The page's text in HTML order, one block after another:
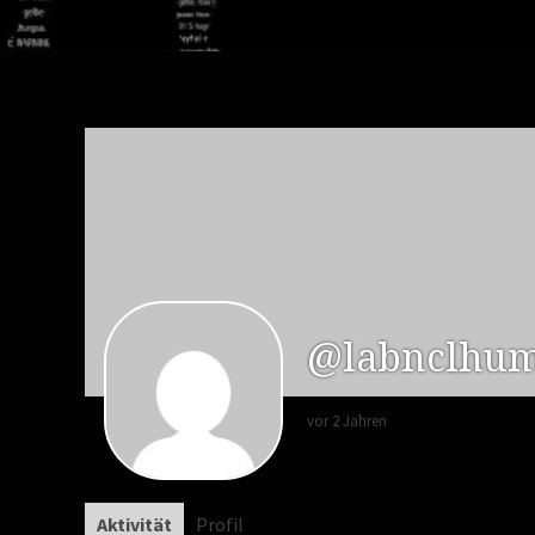
vor 2 Jahren
Aktivität Profil